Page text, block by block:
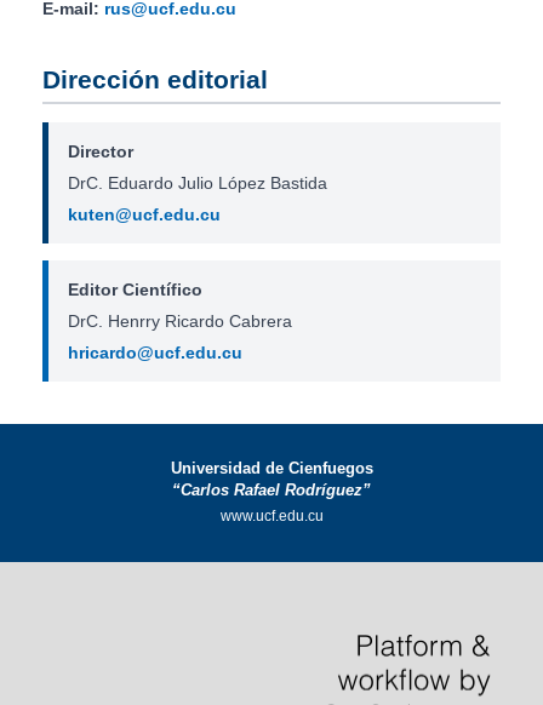
E-mail: rus@ucf.edu.cu
Dirección editorial
Director
DrC. Eduardo Julio López Bastida
kuten@ucf.edu.cu
Editor Científico
DrC. Henrry Ricardo Cabrera
hricardo@ucf.edu.cu
Universidad de Cienfuegos
“Carlos Rafael Rodríguez”
www.ucf.edu.cu